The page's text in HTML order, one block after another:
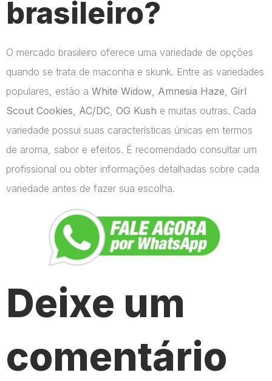
brasileiro?
O mercado brasileiro oferece uma variedade de opções
quando se trata de maconha e skunk. Entre as variedades
populares, estão a White Widow Amnesia Haze Girl
Scout Cookies AC/DC OG Kush e muitas outras. Cada
variedade possui suas características únicas em termos
de aroma, sabor e efeitos. É recomendado consultar um
profissional ou obter informações detalhadas sobre cada
variedade antes de fazer sua escolha.
Deixe um
comentário